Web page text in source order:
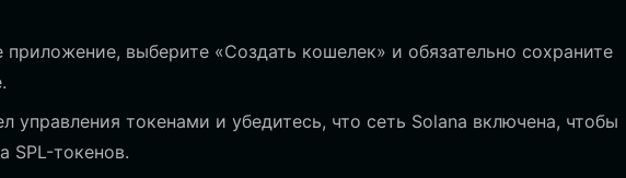
приложение, выберите «Создать кошелек» и обязательно сохраните
управления токенами и убедитесь, что сеть Solana включена, чтобы
SPL-токенов.